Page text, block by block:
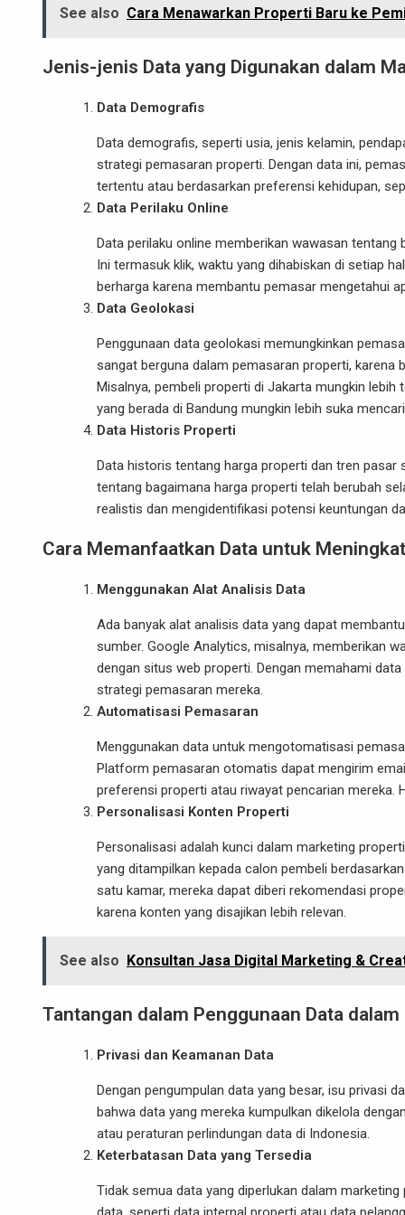
See also Cara Menawarkan Properti Baru ke
Jenis-jenis Data yang Digunakan dalam
Data Demografis
Data demografis, seperti usia, jenis kelamin,
strategi pemasaran properti. Dengan data ini,
tertentu atau berdasarkan preferensi kehidupan,
Data Perilaku Online
Data perilaku online memberikan wawasan
Ini termasuk klik, waktu yang dihabiskan di setiap
berharga karena membantu pemasar mengetahui
Data Geolokasi
Penggunaan data geolokasi memungkinkan
sangat berguna dalam pemasaran properti,
Misalnya, pembeli properti di Jakarta mungkin
yang berada di Bandung mungkin lebih suka
Data Historis Properti
Data historis tentang harga properti dan tren
tentang bagaimana harga properti telah berubah
realistis dan mengidentifikasi potensi keuntungan
Cara Memanfaatkan Data untuk
Menggunakan Alat Analisis Data
Ada banyak alat analisis data yang dapat
sumber. Google Analytics, misalnya, memberikan
dengan situs web properti. Dengan memahami
strategi pemasaran mereka.
Automatisasi Pemasaran
Menggunakan data untuk mengotomatisasi
Platform pemasaran otomatis dapat mengirim
preferensi properti atau riwayat pencarian mereka.
Personalisasi Konten Properti
Personalisasi adalah kunci dalam marketing
yang ditampilkan kepada calon pembeli
satu kamar, mereka dapat diberi rekomendasi
karena konten yang disajikan lebih relevan.
See also Konsultan Jasa Digital Marketing &
Tantangan dalam Penggunaan Data
Privasi dan Keamanan Data
Dengan pengumpulan data yang besar, isu privasi
bahwa data yang mereka kumpulkan dikelola
atau peraturan perlindungan data di Indonesia.
Keterbatasan Data yang Tersedia
Tidak semua data yang diperlukan dalam